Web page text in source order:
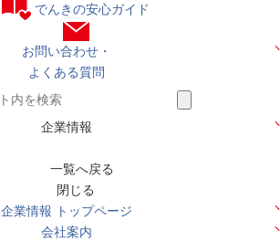
でんきの安心ガイド
お問い合わせ・
よくある質問
企業情報
一覧へ戻る
閉じる
企業情報 トップページ
会社案内